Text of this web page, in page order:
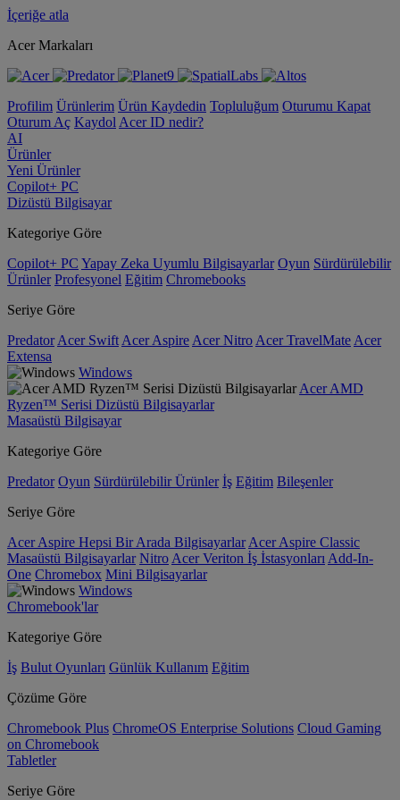
İçeriğe atla
Acer Markaları
Profilim Ürünlerim Ürün Kaydedin Topluluğum Oturumu Kapat
Oturum Aç Kaydol Acer ID nedir?
AI
Ürünler
Yeni Ürünler
Copilot+ PC
Dizüstü Bilgisayar
Kategoriye Göre
Copilot+ PC Yapay Zeka Uyumlu Bilgisayarlar Oyun Sürdürülebilir
Ürünler Profesyonel Eğitim Chromebooks
Seriye Göre
Predator Acer Swift Acer Aspire Acer Nitro Acer TravelMate Acer
Extensa
Windows
Acer AMD
Ryzen™ Serisi Dizüstü Bilgisayarlar
Masaüstü Bilgisayar
Kategoriye Göre
Predator Oyun Sürdürülebilir Ürünler İş Eğitim Bileşenler
Seriye Göre
Acer Aspire Hepsi Bir Arada Bilgisayarlar Acer Aspire Classic
Masaüstü Bilgisayarlar Nitro Acer Veriton İş İstasyonları Add-In-
One Chromebox Mini Bilgisayarlar
Windows
Chromebook'lar
Kategoriye Göre
İş Bulut Oyunları Günlük Kullanım Eğitim
Çözüme Göre
Chromebook Plus ChromeOS Enterprise Solutions Cloud Gaming
on Chromebook
Tabletler
Seriye Göre